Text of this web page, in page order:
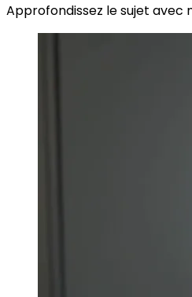
Approfondissez le sujet avec